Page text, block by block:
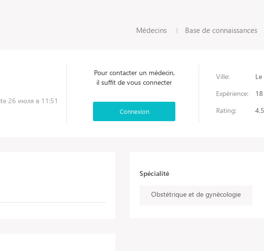
Médecins Base de connaissances
26 июля в 11:51
Pour contacter un médecin,
il suffit de vous connecter
Connexion
Ville:
Expérience:
18
Rating:
4,5
Spécialité
Obstétrique et de gynécologie